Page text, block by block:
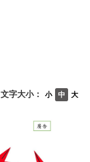
大
中
小
文字大小：